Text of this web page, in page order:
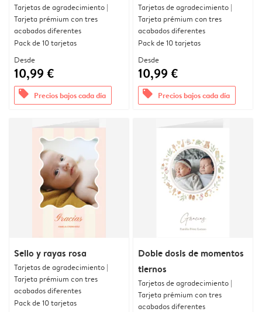
Tarjetas de agradecimiento |
Tarjeta prémium con tres
acabados diferentes
Pack de 10 tarjetas
Desde
10,99 €
offers Precios bajos cada día
Tarjetas de agradecimiento |
Tarjeta prémium con tres
acabados diferentes
Pack de 10 tarjetas
Desde
10,99 €
offers Precios bajos cada día
Sello y rayas rosa
Tarjetas de agradecimiento |
Tarjeta prémium con tres
acabados diferentes
Pack de 10 tarjetas
Doble dosis de momentos
tiernos
Tarjetas de agradecimiento |
Tarjeta prémium con tres
acabados diferentes